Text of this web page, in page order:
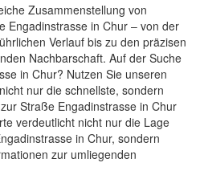
Zusammenstellung von
Engadinstrasse in Chur – von der
Verlauf bis zu den präzisen
Nachbarschaft. Auf der Suche
in Chur? Nutzen Sie unseren
nur die schnellste, sondern
Straße Engadinstrasse in Chur
verdeutlicht nicht nur die Lage
in Chur, sondern
zur umliegenden